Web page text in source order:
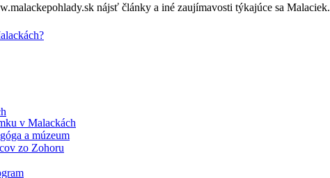
nájsť články a iné zaujímavosti týkajúce sa Malaciek.
v Malackách
a múzeum
zo Zohoru